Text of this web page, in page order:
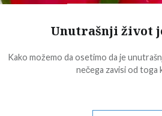
Unutrašnji život
Kako možemo da osetimo da je
nečega zavisi od toga